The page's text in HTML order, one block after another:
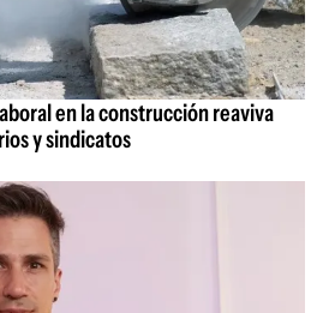
en la construcción reaviva
y sindicatos